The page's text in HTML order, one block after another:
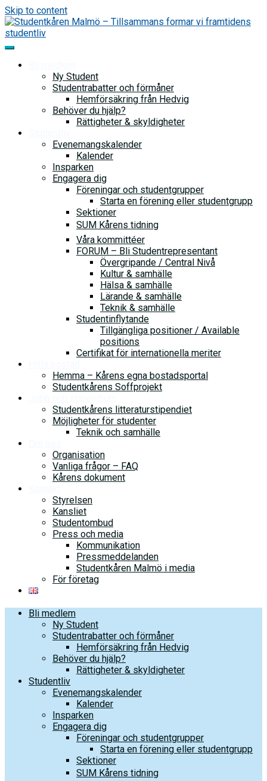
Skip to content
Ny Student
Studentrabatter och förmåner
Hemförsäkring från Hedvig
Behöver du hjälp?
Rättigheter & skyldigheter
Evenemangskalender
Kalender
Insparken
Engagera dig
Föreningar och studentgrupper
Starta en förening eller studentgrupp
Sektioner
SUM Kårens tidning
Våra kommittéer
FORUM – Bli Studentrepresentant
Övergripande / Central Nivå
Kultur & samhälle
Hälsa & samhälle
Lärande & samhälle
Teknik & samhälle
Studentinflytande
Tillgängliga positioner / Available
positions
Certifikat för internationella meriter
Hemma – Kårens egna bostadsportal
Studentkårens Soffprojekt
Studentkårens litteraturstipendiet
Möjligheter för studenter
Teknik och samhälle
Organisation
Vanliga frågor – FAQ
Kårens dokument
Styrelsen
Kansliet
Studentombud
Press och media
Kommunikation
Pressmeddelanden
Studentkåren Malmö i media
För företag
Bli medlem
Ny Student
Studentrabatter och förmåner
Hemförsäkring från Hedvig
Behöver du hjälp?
Rättigheter & skyldigheter
Studentliv
Evenemangskalender
Kalender
Insparken
Engagera dig
Föreningar och studentgrupper
Starta en förening eller studentgrupp
Sektioner
SUM Kårens tidning